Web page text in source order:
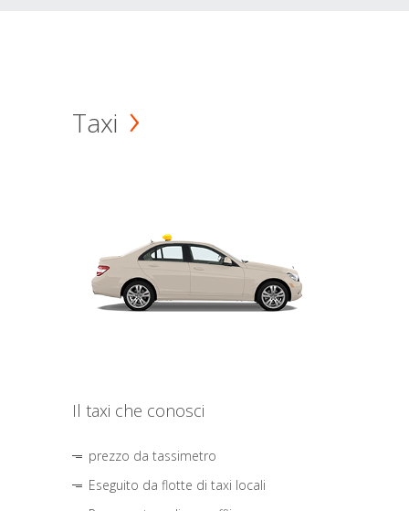
Taxi
Il taxi che conosci
prezzo da tassimetro
Eseguito da flotte di taxi locali